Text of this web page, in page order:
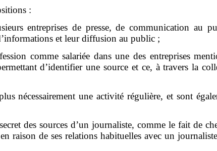
:
entreprises de presse, de communication au
et leur diffusion au public ;
comme salariée dans une des entreprises
d’identifier une source et ce, à travers la
nécessairement une activité régulière, et sont
des sources d’un journaliste, comme le fait de
raison de ses relations habituelles avec un